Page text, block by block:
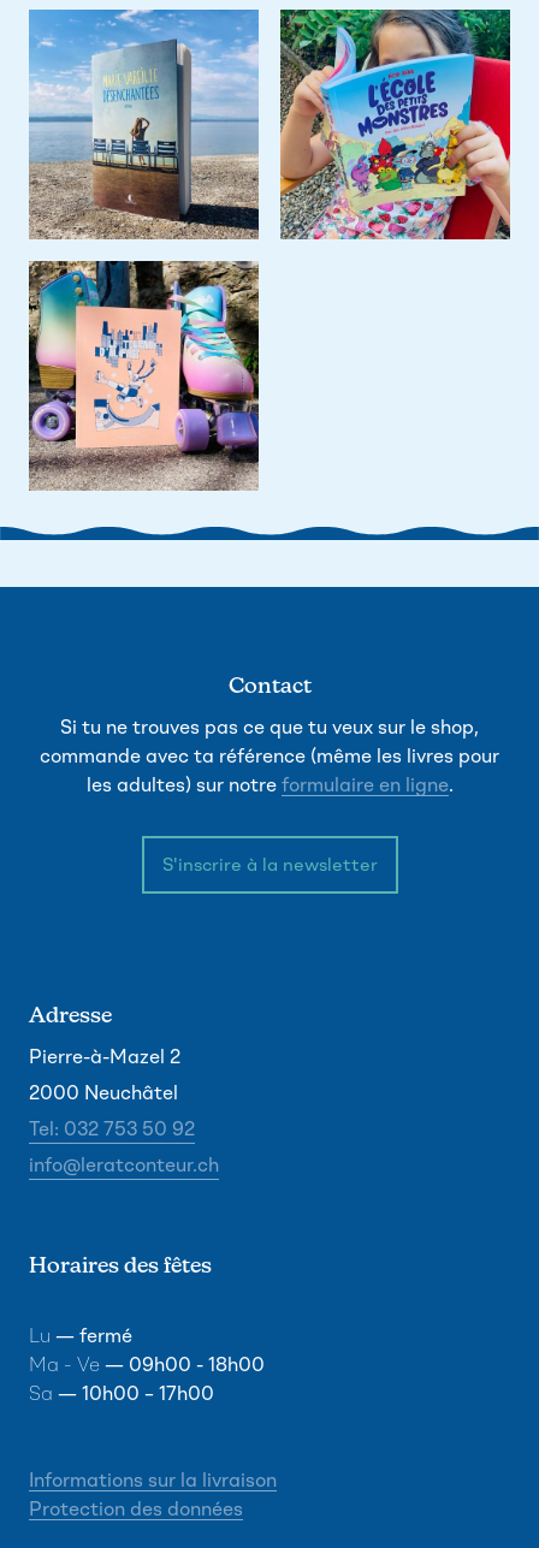
Contact
Si tu ne trouves pas ce que tu veux sur le shop,
commande avec ta référence (même les livres pour
les adultes) sur notre formulaire en ligne.
S'inscrire à la newsletter
Adresse
Pierre-à-Mazel 2
2000 Neuchâtel
Tel: 032 753 50 92
info@leratconteur.ch
Horaires des fêtes
Lu — fermé
Ma - Ve — 09h00 - 18h00
Sa — 10h00 – 17h00
Informations sur la livraison
Protection des données